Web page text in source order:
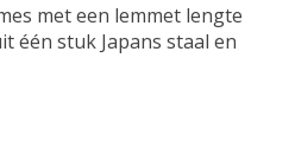
met een lemmet lengte
één stuk Japans staal en